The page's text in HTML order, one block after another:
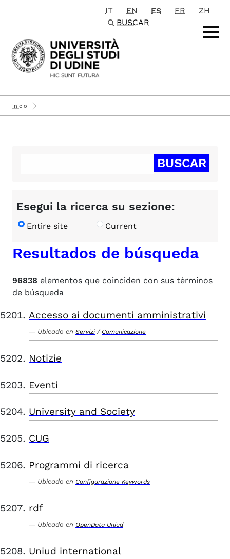
Passa al contenuto principale
IT EN ES FR
ZH
BUSCAR
inicio
Esegui la ricerca su sezione:
Entire site Current
Resultados de búsqueda
96838 elementos que coinciden con sus términos
de búsqueda
Accesso ai documenti amministrativi
Ubicado en Servizi / Comunicazione
Notizie
Eventi
University and Society
CUG
Programmi di ricerca
Ubicado en Configurazione Keywords
rdf
Ubicado en OpenData Uniud
Uniud international